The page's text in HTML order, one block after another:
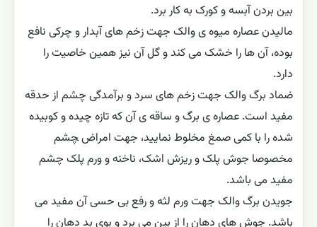
بین بردن آبسه و کورک به کار برد.
مالیدن عصاره میوه ى والک جهت زخم هاى آبدار و چرکى نافع
بوده، آن ها را خشک مى کند و گل آن نیز همین خاصیت را
دارد.
ضماد برگ والک جهت زخم هاى سرد و برآمدگى چشم از حدقه
مفید است. عصاره ی برگ و ساقه ی آن که تازه چیده و کوبیده
شده را با کمى صمغ مخلوط نمایید، جهت امراض ‍چشم
مخصوصا جوش پلک و ریزش اشک، ناخنه و ورم پلک چشم
مفید مى باشد.
جویدن برگ والک جهت ورم لثه و رفع بى حسى آن مفید مى
باشد. جوش هاى دهان را از بین مى برد و بوى بد دهان را